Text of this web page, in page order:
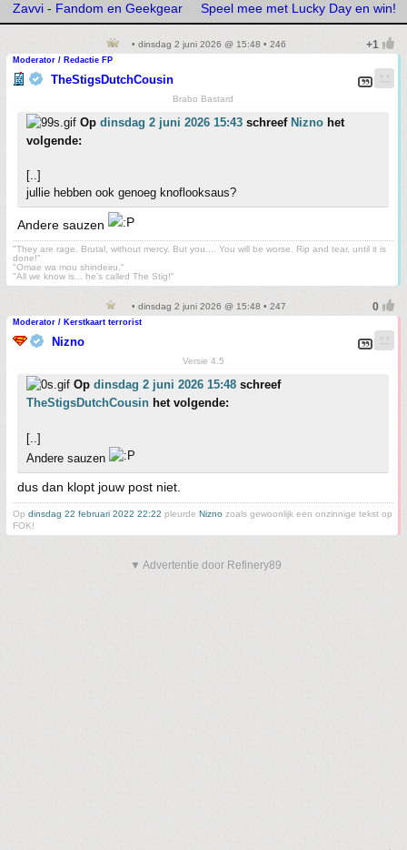
Zavvi - Fandom en Geekgear Speel mee met Lucky Day en win!
• dinsdag 2 juni 2026 @ 15:48 • 246
Moderator / Redactie FP
TheStigsDutchCousin
Brabo Bastard
Op dinsdag 2 juni 2026 15:43 schreef Nizno het
volgende:
[..]
jullie hebben ook genoeg knoflooksaus?
Andere sauzen
"They are rage. Brutal, without mercy. But you.... You will be worse. Rip and tear, until it is
done!"
"Omae wa mou shindeiru."
"All we know is... he's called The Stig!"
• dinsdag 2 juni 2026 @ 15:48 • 247
Moderator / Kerstkaart terrorist
Nizno
Versie 4.5
Op dinsdag 2 juni 2026 15:48 schreef
TheStigsDutchCousin het volgende:
[..]
Andere sauzen
dus dan klopt jouw post niet.
Op dinsdag 22 februari 2022 22:22 pleurde Nizno zoals gewoonlijk een onzinnige tekst op
FOK!
▼ Advertentie door Refinery89